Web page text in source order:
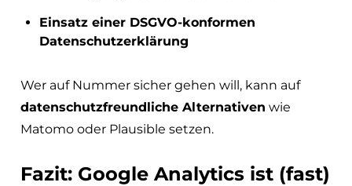
Einsatz einer DSGVO-konformen
Datenschutzerklärung
Wer auf Nummer sicher gehen will, kann auf
datenschutzfreundliche Alternativen wie
Matomo oder Plausible setzen.
Fazit: Google Analytics ist (fast)